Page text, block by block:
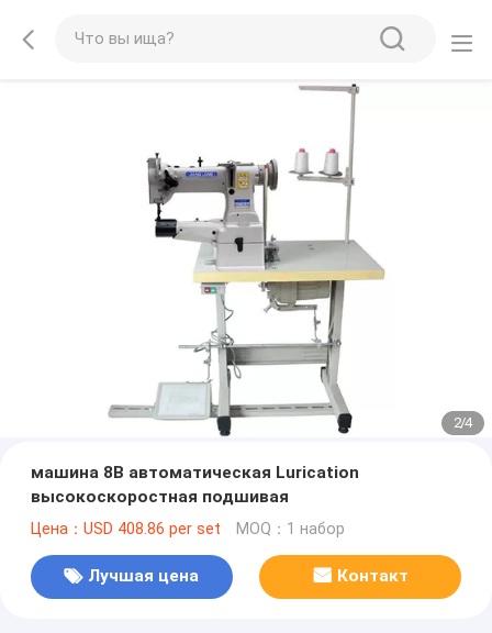
2/4
машина 8B автоматическая Lurication
высокоскоростная подшивая
Цена：USD 408.86 per set MOQ：1 набор
Лучшая цена Контакт